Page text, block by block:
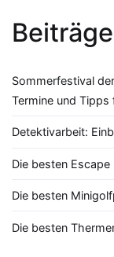
Beiträge
Sommerfestival
Termine und Tipps
Detektivarbeit:
Die besten
Die besten
Die besten